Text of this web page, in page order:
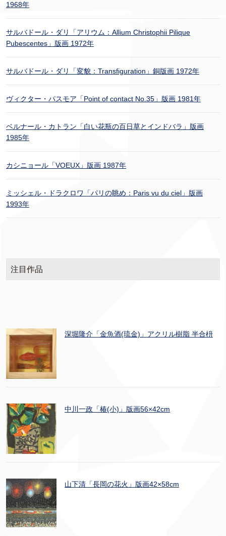
1968年
サルバドール・ダリ「アリウム：Allium Christophii Pilique
Pubescentes」版画 1972年
サルバドール・ダリ「変貌：Transfiguration」銅版画 1972年
ヴィクター・パスモア「Point of contact No.35」版画 1981年
ベルナール・カトラン「白い花瓶の百日草とインドバラ」版画
1985年
カシニョール「VOEUX」版画 1987年
ミッシェル・ドラクロワ「パリの眺め：Paris vu du ciel」版画
1993年
注目作品
深堀隆介「金魚酒(琉金)」アクリル樹脂 半合枡
中川一政「椿(小)」版画56×42cm
山下清「長岡の花火」版画42×58cm